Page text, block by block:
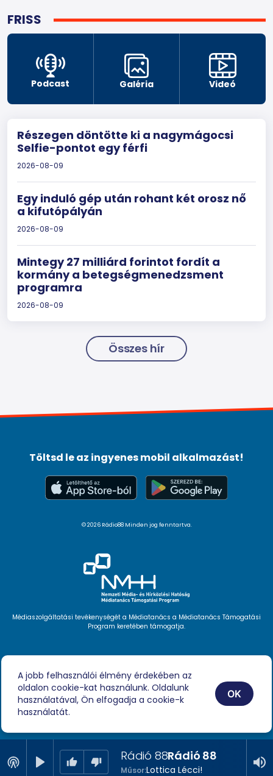
FRISS
Podcast Galéria Videó
Részegen döntötte ki a nagymágocsi
Selfie-pontot egy férfi
2026-08-09
Egy induló gép után rohant két orosz nő
a kifutópályán
2026-08-09
Mintegy 27 milliárd forintot fordít a
kormány a betegségmenedzsment
programra
2026-08-09
Összes hír
Videóink
Podcast
Híreink
Impresszum
Töltsd le az ingyenes mobil alkalmazást!
© 2026 Rádio88 Minden jog fenntartva.
Médiaszolgáltatási tevékenységét a Médiatanács a Médiatanács Támogatási
Program keretében támogatja.
Rádió 88Rádió 88
Műsor:Lottica Lécci!
A jobb felhasználói élmény érdekében az
oldalon cookie-kat használunk. Oldalunk
használatával, Ön elfogadja a cookie-k
használatát.
OK